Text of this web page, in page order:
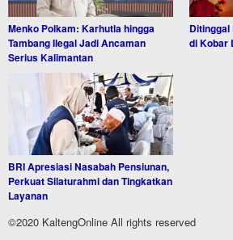
Menko Polkam: Karhutla hingga
Tambang Ilegal Jadi Ancaman
Serius Kalimantan
Ditinggal
di Kobar
BRI Apresiasi Nasabah Pensiunan,
Perkuat Silaturahmi dan Tingkatkan
Layanan
©2020 KaltengOnline All rights reserved